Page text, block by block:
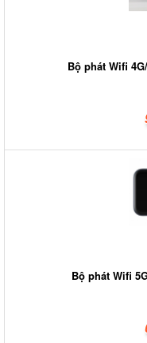
Bộ phát Wifi
Bộ phát Wifi